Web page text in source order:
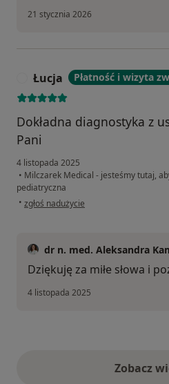
21 stycznia 2026
Łucja Płatność i wizyta
Dokładna diagnostyka z
Pani
4 listopada 2025
• Milczarek Medical - jesteśmy tutaj,
pediatryczna
• w opinii użytkownika Łucja
zgłoś nadużycie
dr n. med. Aleksandra
Dziękuję za miłe słowa i
4 listopada 2025
Zobacz